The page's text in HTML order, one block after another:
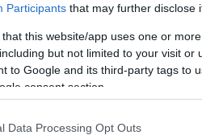
Participants that may further disclose
that this website/app uses one or
but not limited to your visit or
to Google and its third-party tags to
consent section.
Data Processing Opt Outs
több mint 49 millió forintot csalt ki.
TOP 5 olcsó laptop,